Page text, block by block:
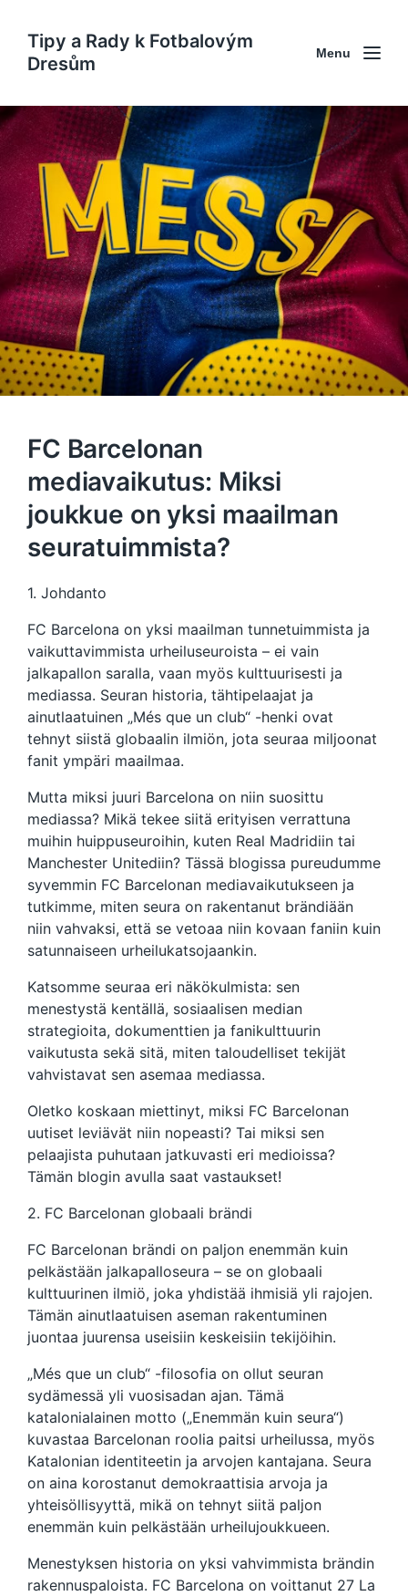
Tipy a Rady k Fotbalovým
Dresům
Menu
FC Barcelonan
mediavaikutus: Miksi
joukkue on yksi maailman
seuratuimmista?
1. Johdanto
FC Barcelona on yksi maailman tunnetuimmista ja
vaikuttavimmista urheiluseuroista – ei vain
jalkapallon saralla, vaan myös kulttuurisesti ja
mediassa. Seuran historia, tähtipelaajat ja
ainutlaatuinen „Més que un club“ -henki ovat
tehnyt siistä globaalin ilmiön, jota seuraa miljoonat
fanit ympäri maailmaa.
Mutta miksi juuri Barcelona on niin suosittu
mediassa? Mikä tekee siitä erityisen verrattuna
muihin huippuseuroihin, kuten Real Madridiin tai
Manchester Unitediin? Tässä blogissa pureudumme
syvemmin FC Barcelonan mediavaikutukseen ja
tutkimme, miten seura on rakentanut brändiään
niin vahvaksi, että se vetoaa niin kovaan faniin kuin
satunnaiseen urheilukatsojaankin.
Katsomme seuraa eri näkökulmista: sen
menestystä kentällä, sosiaalisen median
strategioita, dokumenttien ja fanikulttuurin
vaikutusta sekä sitä, miten taloudelliset tekijät
vahvistavat sen asemaa mediassa.
Oletko koskaan miettinyt, miksi FC Barcelonan
uutiset leviävät niin nopeasti? Tai miksi sen
pelaajista puhutaan jatkuvasti eri medioissa?
Tämän blogin avulla saat vastaukset!
2. FC Barcelonan globaali brändi
FC Barcelonan brändi on paljon enemmän kuin
pelkästään jalkapalloseura – se on globaali
kulttuurinen ilmiö, joka yhdistää ihmisiä yli rajojen.
Tämän ainutlaatuisen aseman rakentuminen
juontaa juurensa useisiin keskeisiin tekijöihin.
„Més que un club“ -filosofia on ollut seuran
sydämessä yli vuosisadan ajan. Tämä
katalonialainen motto („Enemmän kuin seura“)
kuvastaa Barcelonan roolia paitsi urheilussa, myös
Katalonian identiteetin ja arvojen kantajana. Seura
on aina korostanut demokraattisia arvoja ja
yhteisöllisyyttä, mikä on tehnyt siitä paljon
enemmän kuin pelkästään urheilujoukkueen.
Menestyksen historia on yksi vahvimmista brändin
rakennuspaloista. FC Barcelona on voittanut 27 La